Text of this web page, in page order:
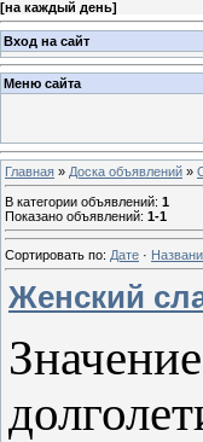
[на каждый день]
Вход на сайт
Меню сайта
Главная » Доска объявлений »
В категории объявлений: 1
Показано объявлений: 1-1
Сортировать по: Дате ·
Женский